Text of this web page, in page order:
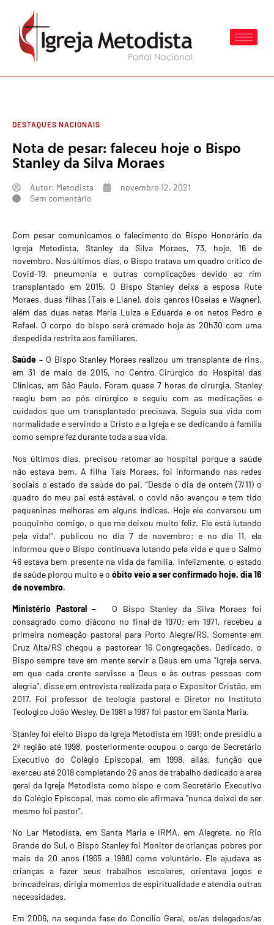
DESTAQUES NACIONAIS
Nota de pesar: faleceu hoje o Bispo
Stanley da Silva Moraes
Autor: Metodista
novembro 12, 2021
Sem comentário
Com pesar comunicamos o falecimento do Bispo Honorário da
Igreja Metodista, Stanley da Silva Moraes, 73, hoje, 16 de
novembro. Nos últimos dias, o Bispo tratava um quadro crítico de
Covid-19, pneumonia e outras complicações devido ao rim
transplantado em 2015. O Bispo Stanley deixa a esposa Rute
Moraes, duas filhas (Taís e Liane), dois genros (Oseias e Wagner),
além das duas netas Maria Luiza e Eduarda e os netos Pedro e
Rafael. O corpo do bispo será cremado hoje às 20h30 com uma
despedida restrita aos familiares.
Saúde – O Bispo Stanley Moraes realizou um transplante de rins,
em 31 de maio de 2015, no Centro Cirúrgico do Hospital das
Clínicas, em São Paulo. Foram quase 7 horas de cirurgia. Stanley
reagiu bem ao pós cirúrgico e seguiu com as medicações e
cuidados que um transplantado precisava. Seguia sua vida com
normalidade e servindo a Cristo e a Igreja e se dedicando à família
como sempre fez durante toda a sua vida.
Nos últimos dias, precisou retomar ao hospital porque a saúde
não estava bem. A filha Taís Moraes, foi informando nas redes
sociais o estado de saúde do pai. "Desde o dia de ontem (7/11) o
quadro do meu pai está estável, o covid não avançou e tem tido
pequeninas melhoras em alguns índices. Hoje ele conversou um
pouquinho comigo, o que me deixou muito feliz. Ele está lutando
pela vida!", publicou no dia 7 de novembro; e no dia 11, ela
informou que o Bispo continuava lutando pela vida e que o Salmo
46 estava bem presente na vida da família. Infelizmente, o estado
de saúde piorou muito e o óbito veio a ser confirmado hoje, dia 16
de novembro.
Ministério Pastoral –
O Bispo Stanley da Silva Moraes foi
consagrado como diácono no final de 1970; em 1971, recebeu a
primeira nomeação pastoral para Porto Alegre/RS. Somente em
Cruz Alta/RS chegou a pastorear 16 Congregações. Dedicado, o
Bispo sempre teve em mente servir a Deus em uma "Igreja serva,
em que cada crente servisse a Deus e às outras pessoas com
alegria", disse em entrevista realizada para o Expositor Cristão, em
2017. Foi professor de teologia pastoral e Diretor no Instituto
Teologico João Wesley. De 1981 a 1987 foi pastor em Santa Maria.­
Stanley foi eleito Bispo da Igreja Metodista em 1991; onde presidiu a
2ª região até 1998, posteriormente ocupou o cargo de Secretário
Executivo do Colégio Episcopal, em 1998, aliás, função que
exerceu até 2018 completando 26 anos de trabalho dedicado a area
geral da Igreja Metodista como bispo e com Secretário Executivo
do Colégio Episcopal, mas como ele afirmava "nunca deixei de ser
mesmo foi pastor".
No Lar Metodista, em Santa Maria e IRMA, em Alegrete, no Rio
Grande do Sul, o Bispo Stanley foi Monitor de crianças pobres por
mais de 20 anos (1965 a 1988) como voluntário. Ele ajudava as
crianças a fazer seus trabalhos escolares, orientava jogos e
brincadeiras, dirigia momentos de espiritualidade e atendia outras
necessidades.
Em 2006, na segunda fase do Concílio Geral, os/as delegados/as